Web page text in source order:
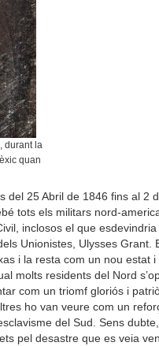
durant la
quan
del 25 Abril de 1846 fins al 2
tots els militars nord-
inclosos el que
Unionistes, Ulysses Grant.
i la resta com un nou estat i
molts residents del Nord
com un triomf gloriós i
ho van veure com un
del Sud. Sens
pel desastre que es veia